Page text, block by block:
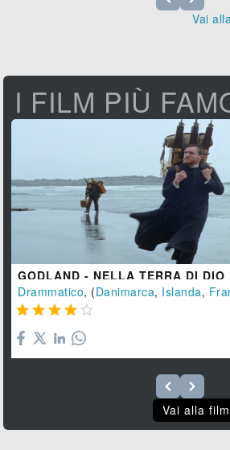
Vai
I FILM PIÙ
GODLAND - NELLA TERRA DI DIO
Drammatico, (Danimarca, Islanda,
    
Vai alla